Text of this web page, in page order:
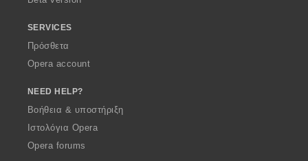
SERVICES
Πρόσθετα
Opera account
NEED HELP?
Βοήθεια & υποστήριξη
Ιστολόγια Opera
Opera forums